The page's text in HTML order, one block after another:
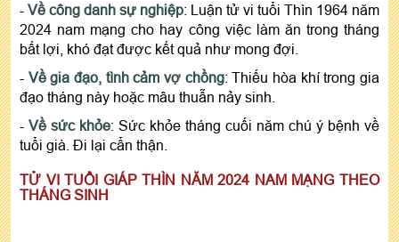
- Về công danh sự nghiệp: Luận tử vi tuổi Thìn 1964 năm
2024 nam mạng cho hay công việc làm ăn trong tháng
bất lợi, khó đạt được kết quả như mong đợi.
- Về gia đạo, tình cảm vợ chồng: Thiếu hòa khí trong gia
đạo tháng này hoặc mâu thuẫn nảy sinh.
- Về sức khỏe: Sức khỏe tháng cuối năm chú ý bệnh về
tuổi già. Đi lại cẩn thận.
TỬ VI TUỔI GIÁP THÌN NĂM 2024 NAM MẠNG THEO
THÁNG SINH